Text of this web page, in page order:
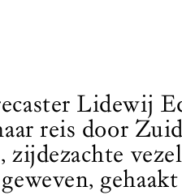
Lidewij
reis door
zijdezachte